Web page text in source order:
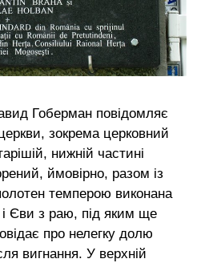
Гоберман повідомляє
зокрема церковний
нижній частині
ймовірно, разом із
темперою виконана
Єви з раю, під яким ще
про нелегку долю
вигнання. У верхній